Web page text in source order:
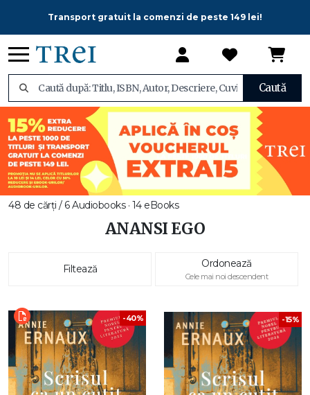
Transport gratuit la comenzi de peste 149 lei!
Caută
48 de cărți / 6 Audiobooks · 14 eBooks
ANANSI EGO
Filtează Ordonează
Cele mai noi descendent
-40% -15%